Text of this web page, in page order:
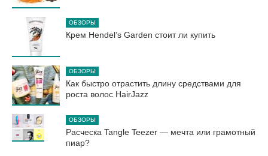
ОБЗОРЫ
Крем Hendel’s Garden стоит ли купить
ОБЗОРЫ
Как быстро отрастить длину средствами для
роста волос HairJazz
ОБЗОРЫ
Расческа Tangle Teezer — мечта или грамотный
пиар?